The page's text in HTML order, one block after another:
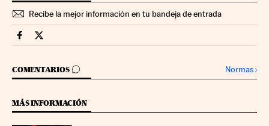
Recibe la mejor información en tu bandeja de entrada
Territorio Pyme Cinco Días en Facebook
Territorio Pyme Cinco Días en Twitter
COMENTARIOS
IR A LOS COMENTARIOS Normas›
MÁS INFORMACIÓN